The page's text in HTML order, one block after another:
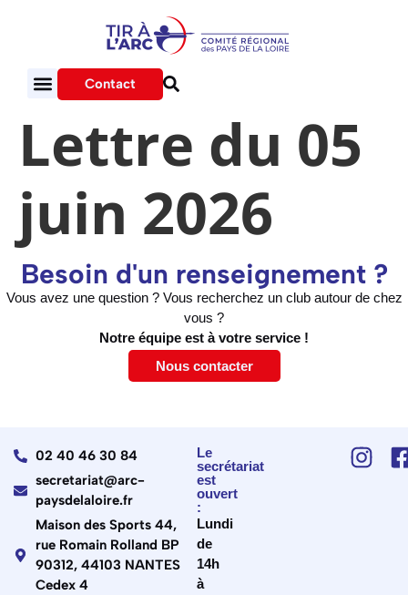
Contact
Lettre du 05
juin 2026
Besoin d'un renseignement ?
Vous avez une question ? Vous recherchez un club autour de chez
vous ?
Notre équipe est à votre service !
Nous contacter
02 40 46 30 84
secretariat@arc-
paysdelaloire.fr
Maison des Sports 44,
rue Romain Rolland BP
90312, 44103 NANTES
Cedex 4
Le
secrétariat
est
ouvert
:
Lundi
de
14h
à